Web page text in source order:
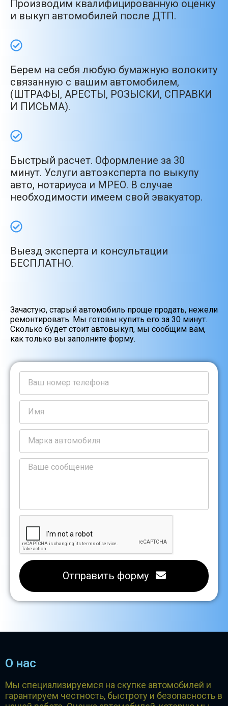
Производим квалифицированную оценку
и выкуп автомобилей после ДТП.
Берем на себя любую бумажную волокиту
связанную с вашим автомобилем,
(ШТРАФЫ, АРЕСТЫ, РОЗЫСКИ, СПРАВКИ
И ПИСЬМА).
Быстрый расчет. Оформление за 30
минут. Услуги автоэксперта по выкупу
авто, нотариуса и МРЕО. В случае
необходимости имеем свой эвакуатор.
Выезд эксперта и консультации
БЕСПЛАТНО.
Зачастую, старый автомобиль проще продать, нежели
ремонтировать. Мы готовы купить его за 30 минут.
Сколько будет стоит автовыкуп, мы сообщим вам,
как только вы заполните форму.
Отправить форму
О нас
Мы специализируемся на скупке автомобилей и
гарантируем честность, быстроту и безопасность в